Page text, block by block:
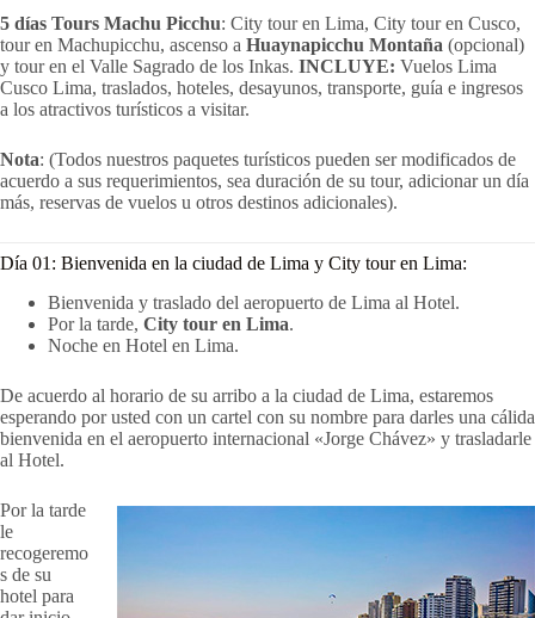
5 días Tours Machu Picchu: City tour en Lima, City tour en Cusco,
tour en Machupicchu, ascenso a Huaynapicchu Montaña (opcional)
y tour en el Valle Sagrado de los Inkas. INCLUYE: Vuelos Lima
Cusco Lima, traslados, hoteles, desayunos, transporte, guía e ingresos
a los atractivos turísticos a visitar.
Nota: (Todos nuestros paquetes turísticos pueden ser modificados de
acuerdo a sus requerimientos, sea duración de su tour, adicionar un día
más, reservas de vuelos u otros destinos adicionales).
Día 01: Bienvenida en la ciudad de Lima y City tour en Lima:
Bienvenida y traslado del aeropuerto de Lima al Hotel.
Por la tarde, City tour en Lima.
Noche en Hotel en Lima.
De acuerdo al horario de su arribo a la ciudad de Lima, estaremos
esperando por usted con un cartel con su nombre para darles una cálida
bienvenida en el aeropuerto internacional «Jorge Chávez» y trasladarle
al Hotel.
Por la tarde
le
recogeremo
s de su
hotel para